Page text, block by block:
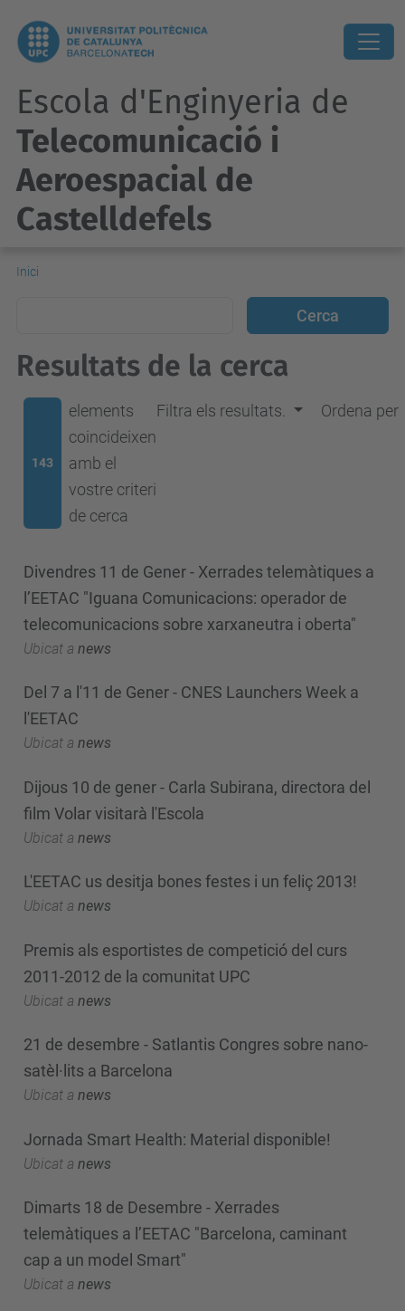
Escola d'Enginyeria de
Telecomunicació i
Aeroespacial de
Castelldefels
Inici
Resultats de la cerca
143
elements
coincideixen
amb el
vostre criteri
de cerca
Filtra els resultats. Ordena per
Divendres 11 de Gener - Xerrades telemàtiques a
l’EETAC "Iguana Comunicacions: operador de
telecomunicacions sobre xarxaneutra i oberta"
Ubicat a news
Del 7 a l'11 de Gener - CNES Launchers Week a
l'EETAC
Ubicat a news
Dijous 10 de gener - Carla Subirana, directora del
film Volar visitarà l'Escola
Ubicat a news
L'EETAC us desitja bones festes i un feliç 2013!
Ubicat a news
Premis als esportistes de competició del curs
2011-2012 de la comunitat UPC
Ubicat a news
21 de desembre - Satlantis Congres sobre nano-
satèl·lits a Barcelona
Ubicat a news
Jornada Smart Health: Material disponible!
Ubicat a news
Dimarts 18 de Desembre - Xerrades
telemàtiques a l’EETAC "Barcelona, caminant
cap a un model Smart"
Ubicat a news